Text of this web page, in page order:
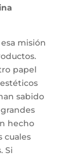
misión
papel
sabido
hecho
cuales
Si